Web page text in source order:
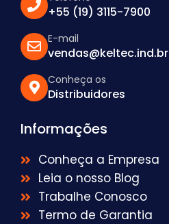
+55 (19) 3115-7900
E-mail
vendas@keltec.ind.br
Conheça os
Distribuidores
Informações
Conheça a Empresa
Leia o nosso Blog
Trabalhe Conosco
Termo de Garantia